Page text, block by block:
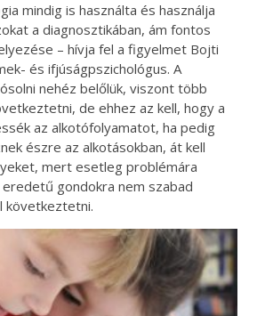
mindig is használta és használja
a diagnosztikában, ám fontos
– hívja fel a figyelmet Bojti
és ifjúságpszichológus. A
nehéz belőlük, viszont több
de ehhez az kell, hogy a
az alkotófolyamatot, ha pedig
észre az alkotásokban, át kell
mert esetleg problémára
eredetű gondokra nem szabad
következtetni.